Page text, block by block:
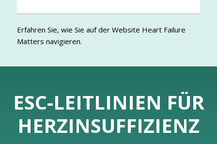
Erfahren Sie, wie Sie auf der Website Heart Failure
Matters navigieren.
ESC-LEITLINIEN FÜR
HERZINSUFFIZIENZ